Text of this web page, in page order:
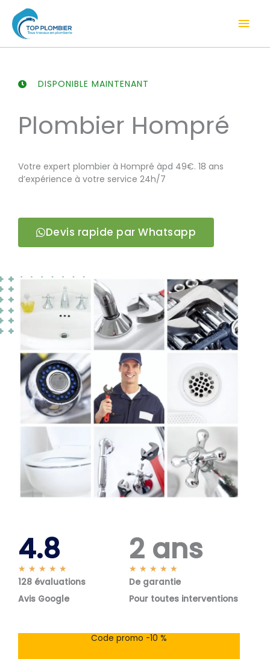
contenu
DISPONIBLE MAINTENANT
Plombier Hompré
Votre expert plombier à Hompré àpd 49€. 18 ans
d’expérience à votre service 24h/7
Devis rapide par Whatsapp
4.8
★ ★ ★ ★ ★
o
s
128 évaluations
Avis Google
2 ans
★ ★ ★ ★ ★
o
s
De garantie
Pour toutes interventions
Code promo -10 %